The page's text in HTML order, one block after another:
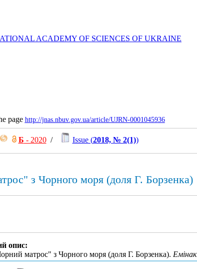
ACADEMY OF SCIENCES OF UKRAINE
page http://jnas.nbuv.gov.ua/article/UJRN-0001045936
Б - 2020/ Issue (2018, № 2(1))
з Чорного моря (доля Г. Борзенка)
опис:
матрос" з Чорного моря (доля Г. Борзенка). Емінак